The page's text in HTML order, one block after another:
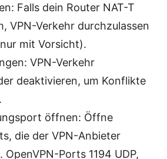
Falls dein Router NAT-T
VPN-Verkehr durchzulassen
mit Vorsicht).
VPN-Verkehr
deaktivieren, um Konflikte
öffnen: Öffne
die der VPN-Anbieter
Ports 1194 UDP,